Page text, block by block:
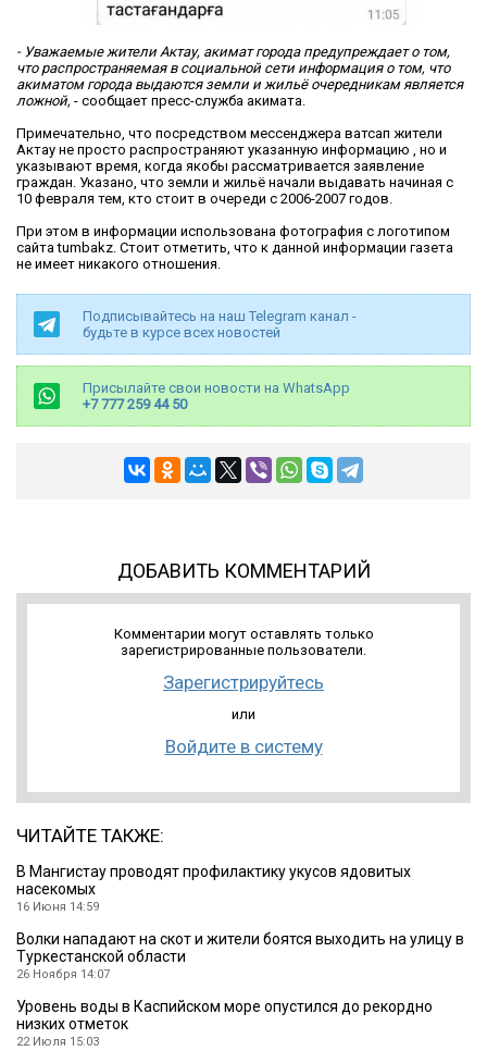
- Уважаемые жители Актау, акимат города предупреждает о том,
что распространяемая в социальной сети информация о том, что
акиматом города выдаются земли и жильё очередникам является
ложной, - сообщает пресс-служба акимата.
Примечательно, что посредством мессенджера ватсап жители
Актау не просто распространяют указанную информацию , но и
указывают время, когда якобы рассматривается заявление
граждан. Указано, что земли и жильё начали выдавать начиная с
10 февраля тем, кто стоит в очереди с 2006-2007 годов.
При этом в информации использована фотография с логотипом
сайта tumbakz. Стоит отметить, что к данной информации газета
не имеет никакого отношения.
Подписывайтесь на наш Telegram канал -
будьте в курсе всех новостей
Присылайте свои новости на WhatsApp
+7 777 259 44 50
ДОБАВИТЬ КОММЕНТАРИЙ
Комментарии могут оставлять только
зарегистрированные пользователи.
Зарегистрируйтесь
или
Войдите в систему
ЧИТАЙТЕ ТАКЖЕ:
В Мангистау проводят профилактику укусов ядовитых
насекомых
16 Июня 14:59
Волки нападают на скот и жители боятся выходить на улицу в
Туркестанской области
26 Ноября 14:07
Уровень воды в Каспийском море опустился до рекордно
низких отметок
22 Июля 15:03